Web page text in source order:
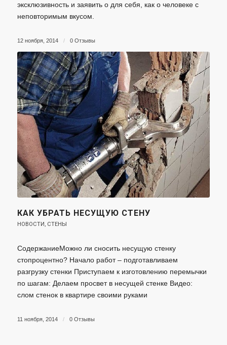
эксклюзивность и заявить о для себя, как о человеке с
неповторимым вкусом.
12 ноября, 2014 / 0 Отзывы
КАК УБРАТЬ НЕСУЩУЮ СТЕНУ
НОВОСТИ , СТЕНЫ
СодержаниеМожно ли сносить несущую стенку
стопроцентно? Начало работ – подготавливаем
разгрузку стенки Приступаем к изготовлению перемычки
по шагам: Делаем просвет в несущей стенке Видео:
слом стенок в квартире своими руками
11 ноября, 2014 / 0 Отзывы